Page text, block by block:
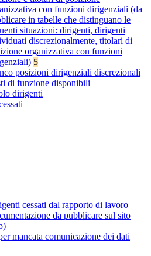
con funzioni dirigenziali (da
in tabelle che distinguano le
situazioni: dirigenti, dirigenti
discrezionalmente, titolari di
organizzativa con funzioni
5
posizioni dirigenziali discrezionali
di funzione disponibili
dirigenti
cessati dal rapporto di lavoro
da pubblicare sul sito
mancata comunicazione dei dati